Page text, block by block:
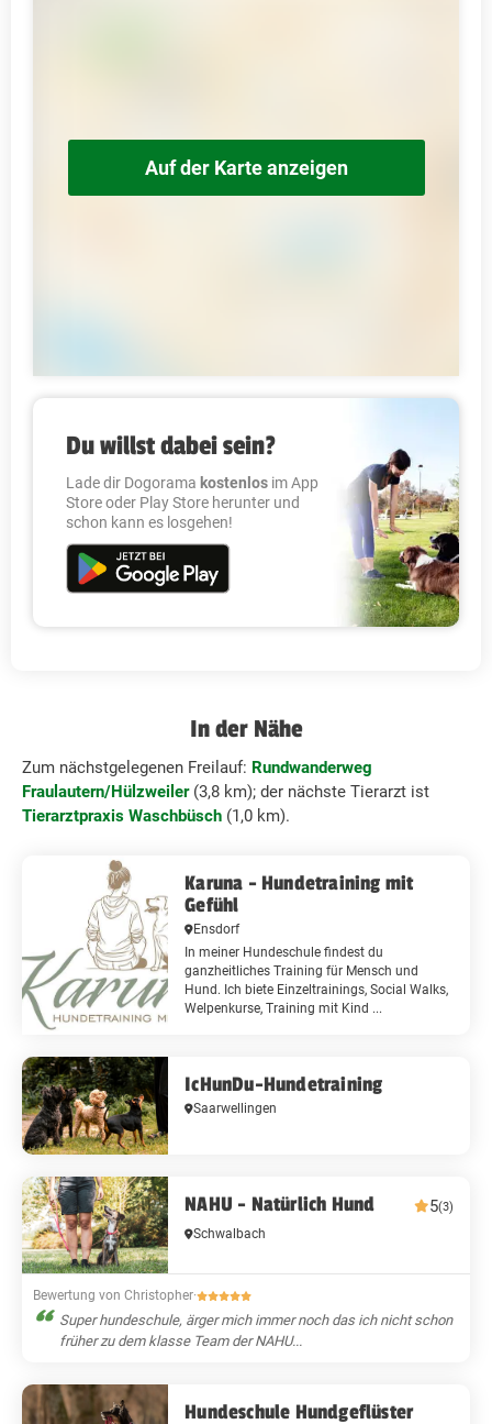
Auf der Karte anzeigen
Du willst dabei sein?
Lade dir Dogorama kostenlos im App
Store oder Play Store herunter und
schon kann es losgehen!
In der Nähe
Zum nächstgelegenen Freilauf: Rundwanderweg
Fraulautern/Hülzweiler(3,8 km); der nächste Tierarzt ist
Tierarztpraxis Waschbüsch (1,0 km).
Karuna - Hundetraining mit
Gefühl
Ensdorf
In meiner Hundeschule findest du
ganzheitliches Training für Mensch und
Hund. Ich biete Einzeltrainings, Social Walks,
Welpenkurse, Training mit Kind ...
IcHunDu-Hundetraining
Saarwellingen
NAHU - Natürlich Hund 5(3)
Schwalbach
Bewertung von Christopher·
Super hundeschule, ärger mich immer noch das ich nicht schon
früher zu dem klasse Team der NAHU...
Hundeschule Hundgeflüster